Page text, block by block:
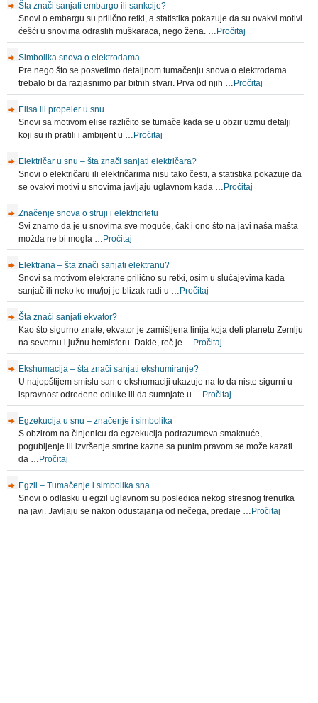
Šta znači sanjati embargo ili sankcije?
Snovi o embargu su prilično retki, a statistika pokazuje da su ovakvi motivi
ćešći u snovima odraslih muškaraca, nego žena. … Pročitaj
Simbolika snova o elektrodama
Pre nego što se posvetimo detaljnom tumačenju snova o elektrodama
trebalo bi da razjasnimo par bitnih stvari. Prva od njih … Pročitaj
Elisa ili propeler u snu
Snovi sa motivom elise različito se tumače kada se u obzir uzmu detalji
koji su ih pratili i ambijent u … Pročitaj
Električar u snu – šta znači sanjati električara?
Snovi o električaru ili električarima nisu tako česti, a statistika pokazuje da
se ovakvi motivi u snovima javljaju uglavnom kada … Pročitaj
Značenje snova o struji i elektricitetu
Svi znamo da je u snovima sve moguće, čak i ono što na javi naša mašta
možda ne bi mogla … Pročitaj
Elektrana – šta znači sanjati elektranu?
Snovi sa motivom elektrane prilično su retki, osim u slučajevima kada
sanjač ili neko ko mu/joj je blizak radi u … Pročitaj
Šta znači sanjati ekvator?
Kao što sigurno znate, ekvator je zamišljena linija koja deli planetu Zemlju
na severnu i južnu hemisferu. Dakle, reč je … Pročitaj
Ekshumacija – šta znači sanjati ekshumiranje?
U najopštijem smislu san o ekshumaciji ukazuje na to da niste sigurni u
ispravnost određene odluke ili da sumnjate u … Pročitaj
Egzekucija u snu – značenje i simbolika
S obzirom na činjenicu da egzekucija podrazumeva smaknuće,
pogubljenje ili izvršenje smrtne kazne sa punim pravom se može kazati
da … Pročitaj
Egzil – Tumačenje i simbolika sna
Snovi o odlasku u egzil uglavnom su posledica nekog stresnog trenutka
na javi. Javljaju se nakon odustajanja od nečega, predaje … Pročitaj